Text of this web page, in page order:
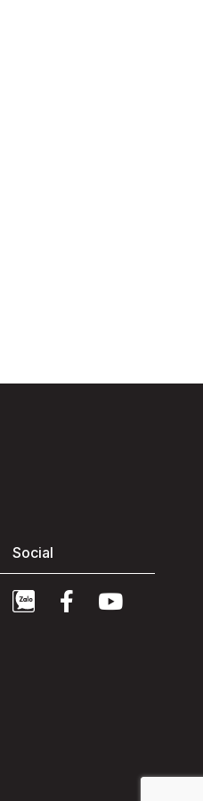
Social